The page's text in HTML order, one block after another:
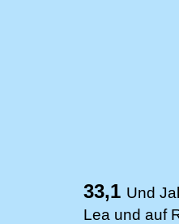
33,1 Und
Lea und auf